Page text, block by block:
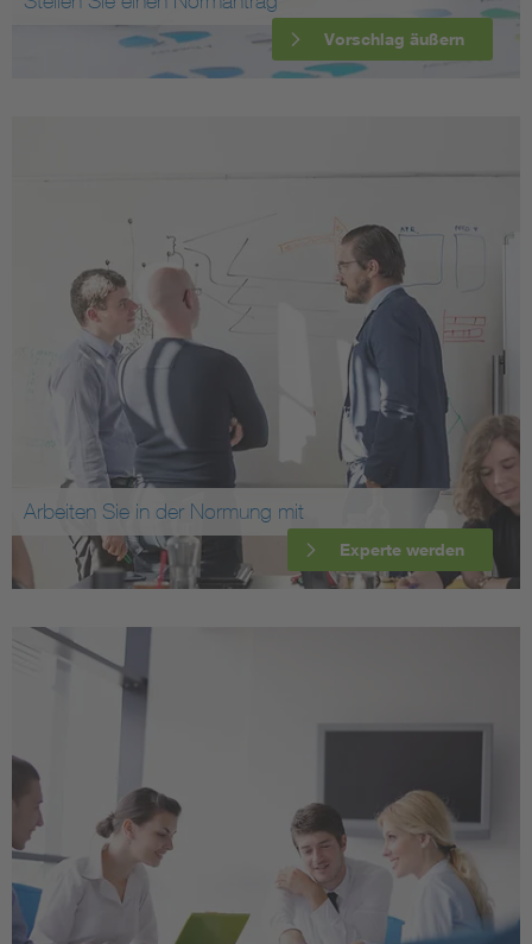
Vorschlag äußern
Arbeiten Sie in der Normung mit
Experte werden